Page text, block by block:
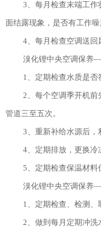
3、每月检查末端工
面结露现象，是否有工作噪
4、每月检查空调送回
溴化锂中央空调保养
1、定期检查水质是否
2、每个空调季开机
管道三至五次。
3、重新补给水源后，
4、定期排放，更换冷
5、定期检查保温材料
溴化锂中央空调保养
1、定期检查、检测、
2、做到每月定期冲洗